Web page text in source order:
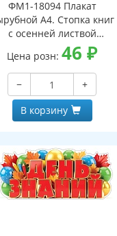
ФМ1-18094 Плакат
А4. Стопка книг
с осенней листвой
(двухсторонний, ВД-лак)
Цена розн:46₽
−
+
В корзину